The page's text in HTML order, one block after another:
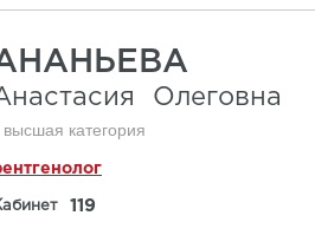
Олеговна
высшая категория
119